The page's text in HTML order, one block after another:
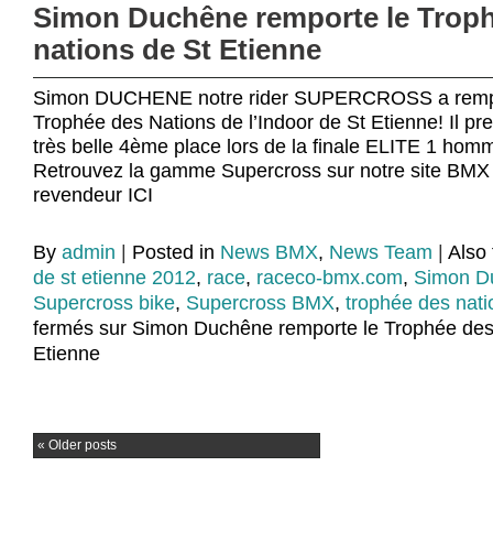
Simon Duchêne remporte le
nations de St Etienne
Simon DUCHENE notre rider SUPERCROSS a
Trophée des Nations de l’Indoor de St Etienne! Il
très belle 4ème place lors de la finale ELITE 1
Retrouvez la gamme Supercross sur notre site
revendeur ICI
By admin | Posted in News BMX, News Team | Also
de st etienne 2012, race, raceco-bmx.com, Simon
Supercross bike, Supercross BMX, trophée des
fermés sur Simon Duchêne remporte le Trophée
Etienne
« Older posts